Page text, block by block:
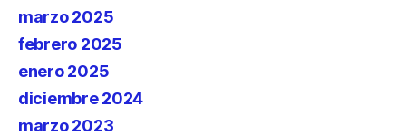
marzo 2025
febrero 2025
enero 2025
diciembre 2024
marzo 2023